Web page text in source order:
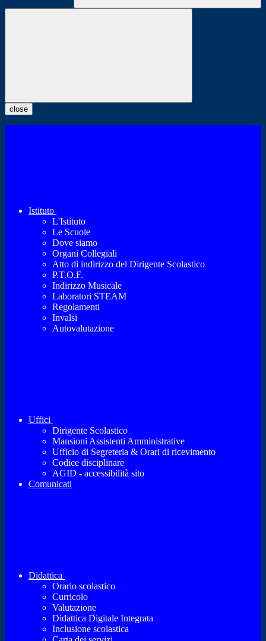
close
Istituto
L'Istituto
Le Scuole
Dove siamo
Organi Collegiali
Atto di indirizzo del Dirigente Scolastico
P.T.O.F.
Indirizzo Musicale
Laboratori STEAM
Regolamenti
Invalsi
Autovalutazione
Uffici
Dirigente Scolastico
Mansioni Assistenti Amministrative
Ufficio di Segreteria & Orari di ricevimento
Codice disciplinare
AGID - accessibilità sito
Comunicati
Didattica
Orario scolastico
Curricolo
Valutazione
Didattica Digitale Integrata
Inclusione scolastica